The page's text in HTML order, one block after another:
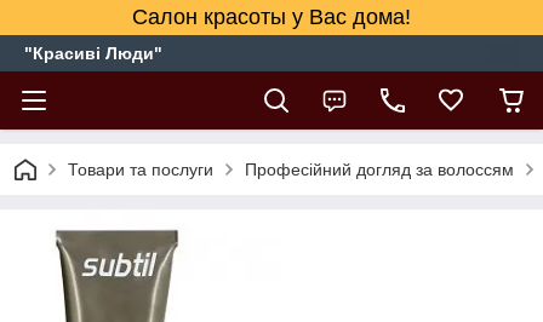
Салон красоты у Вас дома!
"Красиві Люди"
Товари та послуги Професійний догляд за волоссям